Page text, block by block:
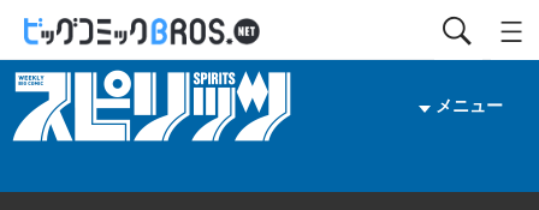
メニュー